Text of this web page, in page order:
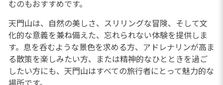
むのもおすすめです。
天門山は、自然の美しさ、スリリングな冒険、そして文
化的な意義を兼ね備えた、忘れられない体験を提供しま
す。息を呑むような景色を求める方、アドレナリンが高ま
る散策を楽しみたい方、または精神的なひとときを過ご
したい方にも、天門山はすべての旅行者にとって魅力的な
場所です。